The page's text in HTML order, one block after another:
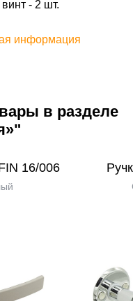
- 2 шт.
информация
в разделе
16/006